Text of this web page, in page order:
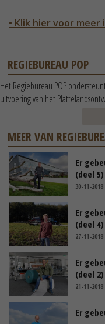
• Klik hier voor
REGIEBUREAU POP
Het Regiebureau POP
uitvoering van het
MEER VAN
Er
(deel 5)
30-11-2018
Er
(deel 4)
27-11-2018
Er
(deel 2)
21-11-2018
Er